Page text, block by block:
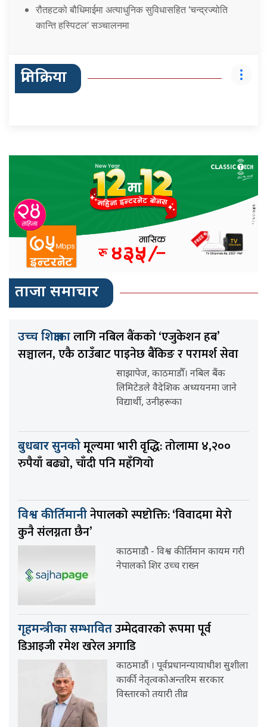
रौतहटको बौधिमाईमा अत्याधुनिक सुविधासहित ‘चन्द्रज्योति
कान्ति हस्पिटल’ सञ्चालनमा
प्रतिक्रिया
ताजा समाचार
उच्च शिक्षाकालागि नबिल बैंकको ‘एजुकेशन हब’
सञ्चालन, एकै ठाउँबाट पाइनेछ बैंकिङ र परामर्श सेवा
साझापेज, काठमाडौँ। नबिल बैंक
लिमिटेडले वैदेशिक अध्ययनमा जाने
विद्यार्थी, उनीहरूका
बुधबार सुनकोमूल्यमा भारी वृद्धि: तोलामा ४,२००
रुपैयाँ बढ्यो, चाँदी पनि महँगियो
विश्व कीर्तिमानीनेपालको स्पष्टोक्ति: ‘विवादमा मेरो
कुनै संलग्नता छैन’
काठमाडौ - विश्व कीर्तिमान कायम गरी
नेपालको शिर उच्च राख्न
गृहमन्त्रीका सम्भावितउम्मेदवारको रूपमा पूर्व
डिआइजी रमेश खरेल अगाडि
काठमाडौं । पूर्वप्रधानन्यायाधीश सुशीला
कार्की नेतृत्वकोअन्तरिम सरकार
विस्तारको तयारी तीव्र